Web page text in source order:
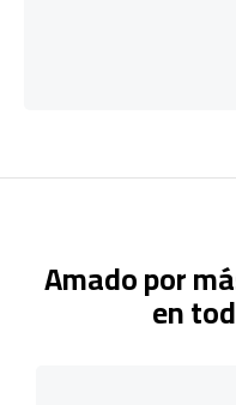
Amado por
en